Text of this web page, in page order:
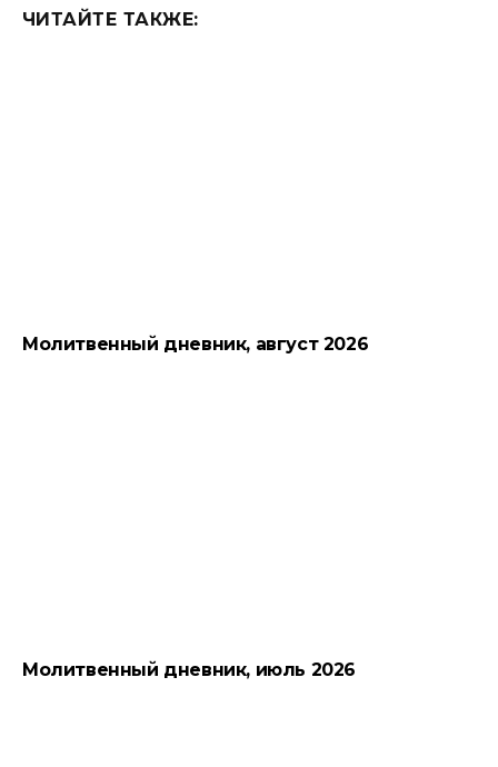
ЧИТАЙТЕ ТАКЖЕ:
Молитвенный дневник, август 2026
Молитвенный дневник, июль 2026